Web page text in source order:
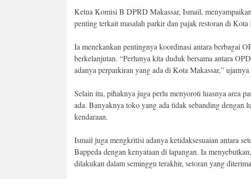
Ketua Komisi B DPRD Makassar, Ismail,
penting terkait masalah parkir dan pajak restoran di Kota
Ia menekankan pentingnya koordinasi antara berbagai
berkelanjutan. “Perlunya kita duduk bersama antara
adanya perparkiran yang ada di Kota Makassar,”
Selain itu, pihaknya juga perlu menyoroti luasnya area
ada. Banyaknya toko yang ada tidak sebanding dengan
kendaraan.
Ismail juga mengkritisi adanya ketidaksesuaian antara
Bappeda dengan kenyataan di lapangan. Ia
dilakukan dalam seminggu terakhir, setoran yang